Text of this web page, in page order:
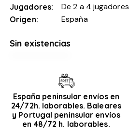
Jugadores De 2 a 4 jugadores
Origen España
Sin existencias
España peninsular envíos en
24/72h. laborables. Baleares
y Portugal peninsular envíos
en 48/72 h. laborables.